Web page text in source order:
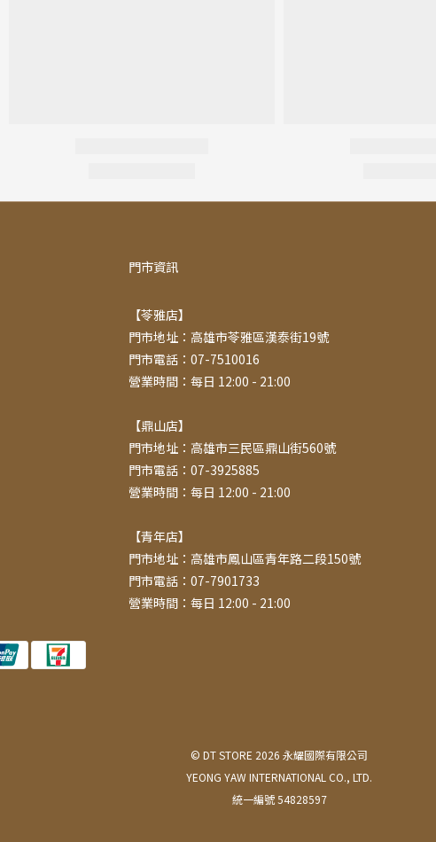
門市資訊
【苓雅店】
門市地址：高雄市苓雅區漢泰街19號
門市電話：07-7510016
營業時間：每日 12:00 - 21:00
【鼎山店】
門市地址：高雄市三民區鼎山街560號
門市電話：07-3925885
營業時間：每日 12:00 - 21:00
【青年店】
門市地址：高雄市鳳山區青年路二段150號
門市電話：07-7901733
營業時間：每日 12:00 - 21:00
© DT STORE 2026 永耀國際有限公司
YEONG YAW INTERNATIONAL CO., LTD.
統一編號 54828597